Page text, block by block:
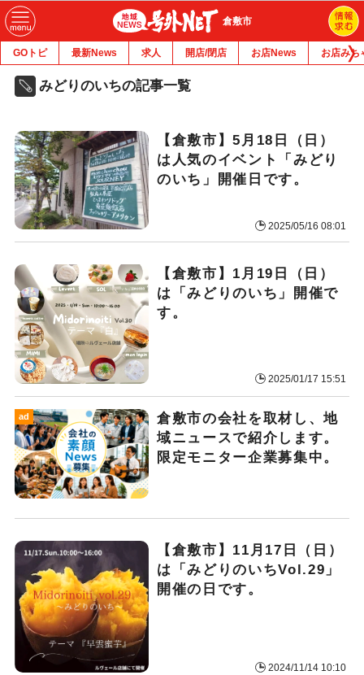
倉敷市
GOトピ 最新News 求人 開店/閉店 お店News お店みち
みどりのいちの記事一覧
【倉敷市】5月18日（日）
は人気のイベント「みどり
のいち」開催日です。
2025/05/16 08:01
【倉敷市】1月19日（日）
は「みどりのいち」開催で
す。
2025/01/17 15:51
ad
倉敷市の会社を取材し、地
域ニュースで紹介します。
限定モニター企業募集中。
【倉敷市】11月17日（日）
は「みどりのいちVol.29」
開催の日です。
2024/11/14 10:10